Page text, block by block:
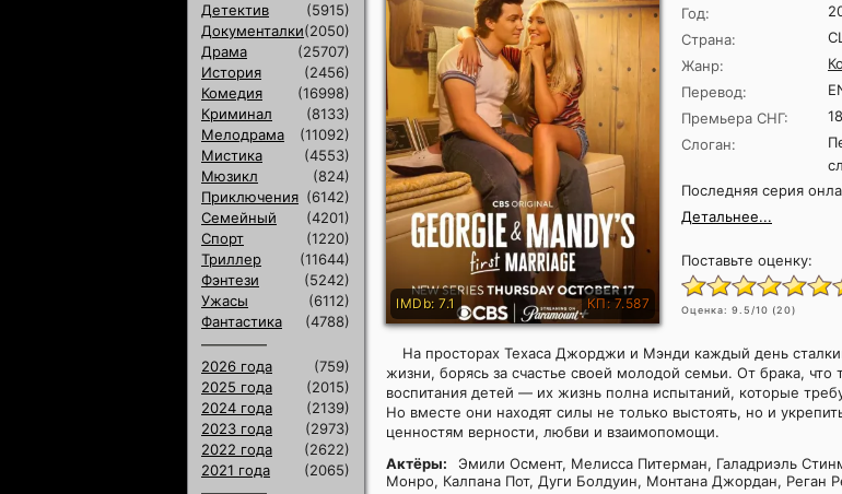
IMDb: 7.1 КП: 7.587
Год:
Страна:
Жанр:
Перевод:
Премьера СНГ:
Слоган:
Последняя серия
Детальнее...
Поставьте оценку:
Оценка: 9.5/10 (20)
На просторах Техаса Джорджи и Мэнди каждый день
жизни, борясь за счастье своей молодой семьи. От брака,
воспитания детей — их жизнь полна испытаний, которые
Но вместе они находят силы не только выстоять, но и
ценностям верности, любви и взаимопомощи.
Актёры:
Эмили Осмент, Мелисса Питерман, Галадриэль
Монро, Калпана Пот, Дуги Болдуин, Монтана Джордан, Реган
Детектив
(5915)
Документалки(2050)
Драма
(25707)
История
(2456)
Комедия
(16998)
Криминал
(8133)
Мелодрама
(11092)
Мистика
(4553)
Мюзикл
(824)
Приключения (6142)
Семейный
(4201)
Спорт
(1220)
Триллер
(11644)
Фэнтези
(5242)
Ужасы
(6112)
Фантастика
(4788)
2026 года
(759)
2025 года
(2015)
2024 года
(2139)
2023 года
(2973)
2022 года
(2622)
2021 года
(2065)